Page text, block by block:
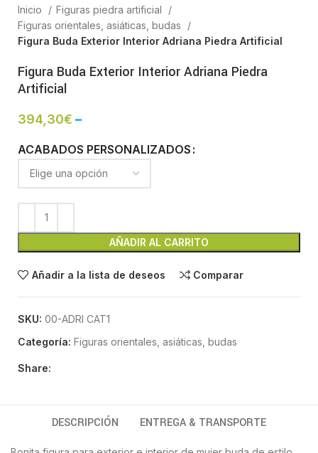
Inicio
Figuras piedra artificial
Figuras orientales, asiáticas, budas
Figura Buda Exterior Interior Adriana Piedra Artificial
Figura Buda Exterior Interior Adriana Piedra
Artificial
394,30€ –
ACABADOS PERSONALIZADOS
AÑADIR AL CARRITO
Añadir a la lista de deseos Comparar
SKU: 00-ADRI CAT1
Categoría: Figuras orientales, asiáticas, budas
Share:
DESCRIPCIÓN ENTREGA & TRANSPORTE